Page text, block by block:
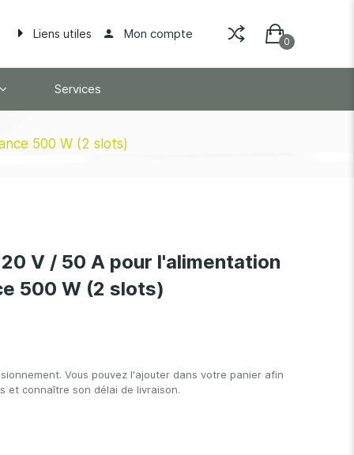
Liens utiles Mon compte
Services
500 W (2 slots)
V / 50 A pour l'alimentation
500 W (2 slots)
Vous pouvez l'ajouter dans votre panier afin
et connaître son délai de livraison.